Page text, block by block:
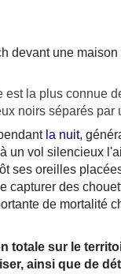
devant une
est la plus connue
noirs séparés
la nuit,
un vol silencieux
ses oreilles
capturer des
de mortalité
totale sur le
ainsi que de